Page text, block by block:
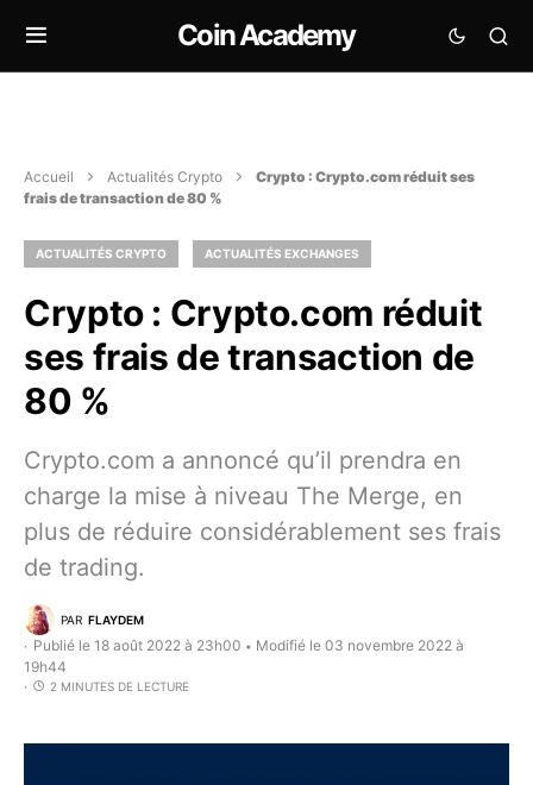
Coin Academy
Accueil Actualités Crypto
Crypto : Crypto.com réduit ses
frais de transaction de 80 %
ACTUALITÉS CRYPTO ACTUALITÉS EXCHANGES
Crypto : Crypto.com réduit
ses frais de transaction de
80 %
Crypto.com a annoncé qu’il prendra en
charge la mise à niveau The Merge, en
plus de réduire considérablement ses frais
de trading.
PAR FLAYDEM
Publié le 18 août 2022 à 23h00 • Modifié le 03 novembre 2022 à
19h44
2 MINUTES DE LECTURE